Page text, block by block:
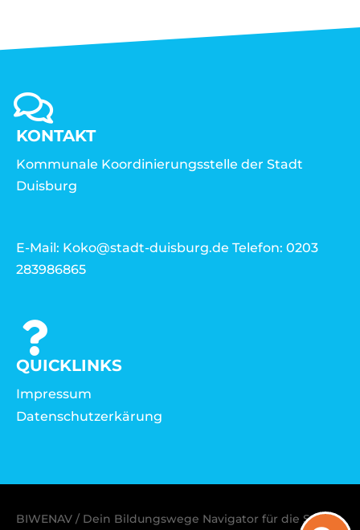
KONTAKT
Kommunale Koordinierungsstelle der Stadt
Duisburg
E-Mail: Koko@stadt-duisburg.de Telefon: 0203
283986865
QUICKLINKS
Impressum
Datenschutzerkärung
BIWENAV / Dein Bildungswege Navigator für die Stadt